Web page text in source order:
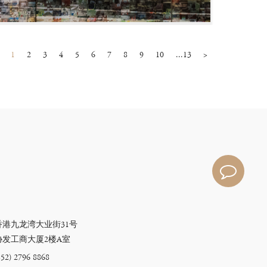
1 2 3 4 5 6 7 8 9 10 ...13 >
港九龙湾大业街31号
发工商大厦2楼A室
2796 8868